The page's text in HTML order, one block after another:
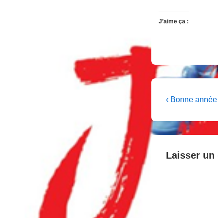
J’aime ça :
l’article
Previous
is
‹ Bonne
Laisser un